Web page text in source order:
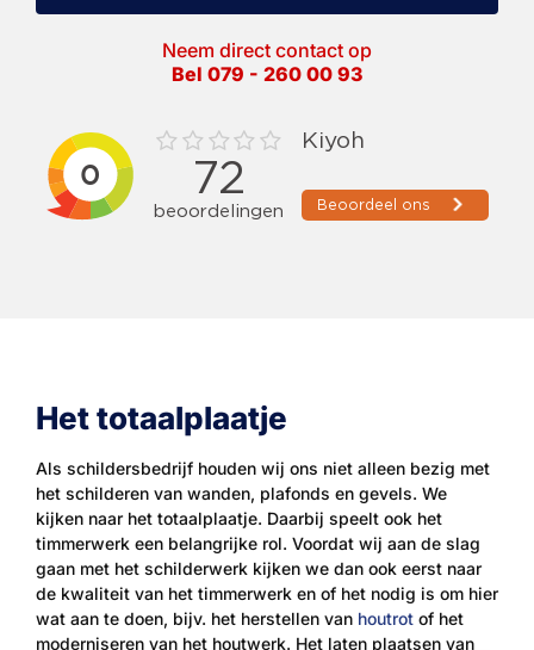
Neem direct contact op
Bel 079 - 260 00 93
Het totaalplaatje
Als schildersbedrijf houden wij ons niet alleen bezig met
het schilderen van wanden, plafonds en gevels. We
kijken naar het totaalplaatje. Daarbij speelt ook het
timmerwerk een belangrijke rol. Voordat wij aan de slag
gaan met het schilderwerk kijken we dan ook eerst naar
de kwaliteit van het timmerwerk en of het nodig is om hier
wat aan te doen, bijv. het herstellen van houtrot of het
moderniseren van het houtwerk. Het laten plaatsen van